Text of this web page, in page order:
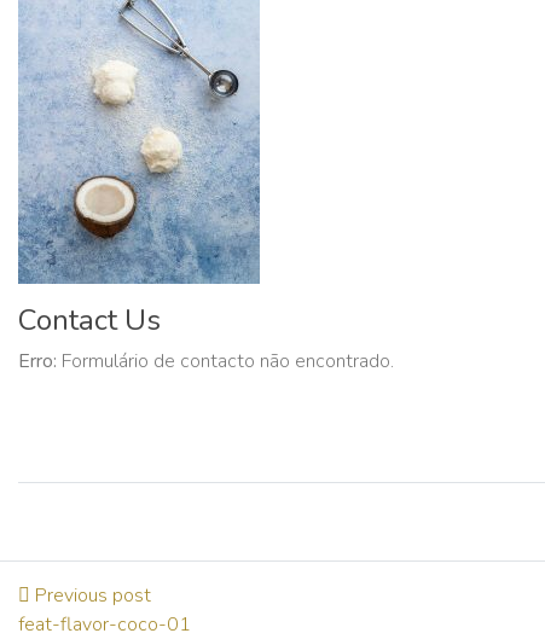
Contact Us
Erro: Formulário de contacto não encontrado.
Previous post
feat-flavor-coco-01